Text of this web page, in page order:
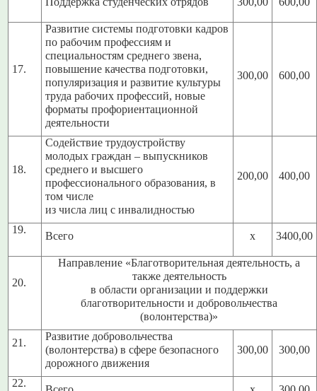
17.
Развитие системы подготовки кадров
по рабочим профессиям и
специальностям среднего звена,
повышение качества подготовки,
популяризация и развитие культуры
труда рабочих профессий, новые
форматы профориентационной
деятельности
300,00 600,00
18.
Содействие трудоустройству
молодых граждан – выпускников
среднего и высшего
профессионального образования, в
том числе
из числа лиц с инвалидностью
200,00 400,00
19. Всего х 3400,00
20.
Направление «Благотворительная деятельность, а
также деятельность
в области организации и поддержки
благотворительности и добровольчества
(волонтерства)»
21.
Развитие добровольчества
(волонтерства) в сфере безопасного
дорожного движения
300,00 300,00
22.